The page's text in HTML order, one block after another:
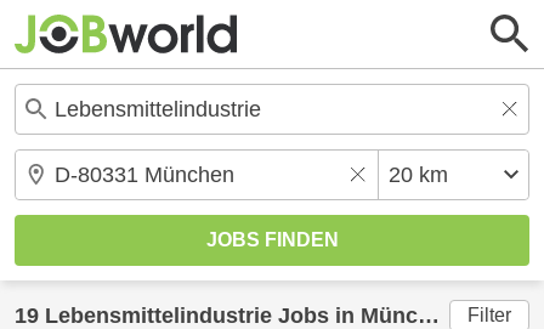
19 Lebensmittelindustrie Jobs in München (20
Filter